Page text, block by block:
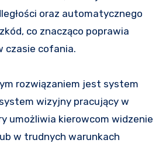
oraz automatycznego
co znacząco poprawia
czasie cofania.
rozwiązaniem jest system
wizyjny pracujący w
umożliwia kierowcom widzenie
w trudnych warunkach